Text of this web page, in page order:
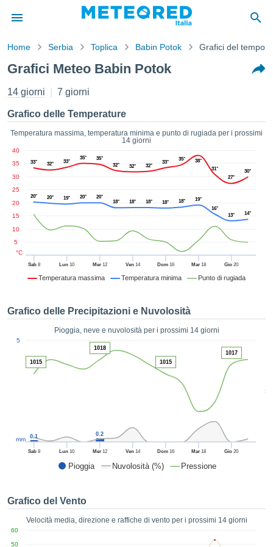
di
stati
da
che le
di
È
a
Web
per
senza
clic sul
CONTINUA
Home Serbia Toplica Babin Potok Grafici del tempo
Grafici Meteo Babin Potok
14 giorni 7 giorni
Grafico delle Temperature
Temperatura massima, temperatura minima e punto di rugiada per i prossimi
14 giorni
Temperatura massima Temperatura minima Punto di rugiada
Sab8 Lun 10 Mer12 Ven14 Dom16 Mar18 Gio 20
5
10
15
20
25
30
35
40
°C
33° 32° 33°
35°
35°
32°
32° 32°
33°
35°
38°
31°
27°
30°
20° 20° 19° 20°
20°
18°
18° 18° 18° 18°
19°
16°
13°
14°
Grafico delle Precipitazioni e Nuvolosità
Pioggia, neve e nuvolosità per i prossimi 14 giorni
Pioggia Nuvolosità (%) Pressione
50
Sab8 Lun 10 Mer12 Ven14 Dom16 Mar18 Gio 20
5
mm 0.1 0.2
1015
1018
1015
1017
Grafico del Vento
Velocità media, direzione e raffiche di vento per i prossimi 14 giorni
50
60